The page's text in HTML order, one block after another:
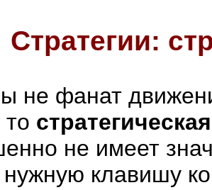
Стратегии:
не фанат
то
не имеет
нужную клавишу